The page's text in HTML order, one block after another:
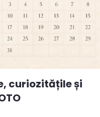
curiozitățile și